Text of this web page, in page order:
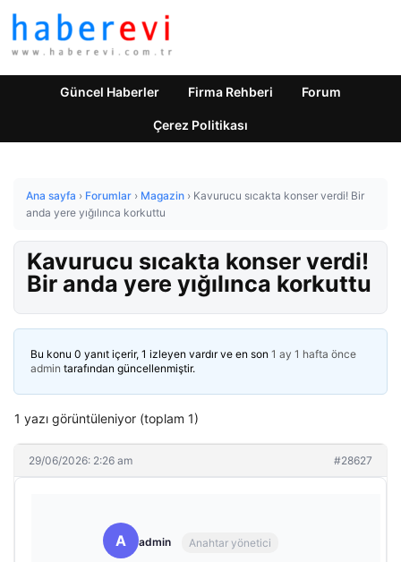
Güncel Haberler Firma Rehberi Forum
Çerez Politikası
Ana sayfa › Forumlar › Magazin › Kavurucu sıcakta konser verdi! Bir
anda yere yığılınca korkuttu
Kavurucu sıcakta konser verdi!
Bir anda yere yığılınca korkuttu
Bu konu 0 yanıt içerir, 1 izleyen vardır ve en son 1 ay 1 hafta önce
admin tarafından güncellenmiştir.
1 yazı görüntüleniyor (toplam 1)
29/06/2026: 2:26 am #28627
A admin Anahtar yönetici